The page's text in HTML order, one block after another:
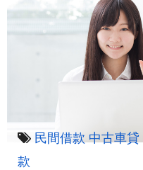
民間借款 中古車貸
款